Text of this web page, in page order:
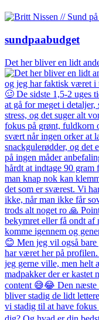
sundpaabudget
Det her bliver en lidt